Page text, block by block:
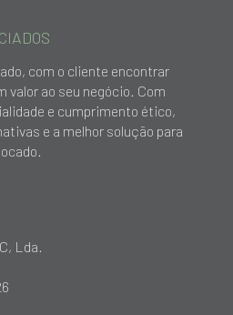
com o cliente encontrar
valor ao seu negócio. Com
e cumprimento ético,
e a melhor solução para
Lda.